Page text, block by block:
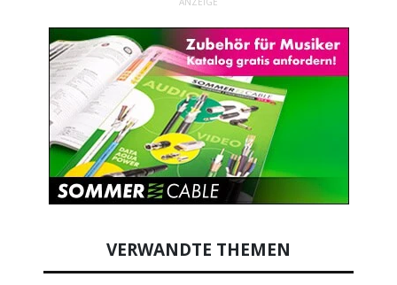
VERWANDTE THEMEN